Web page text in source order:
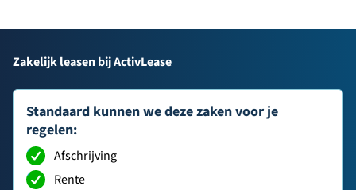
Zakelijk leasen bij ActivLease
Standaard kunnen we deze zaken voor je
regelen:
Afschrijving
Rente